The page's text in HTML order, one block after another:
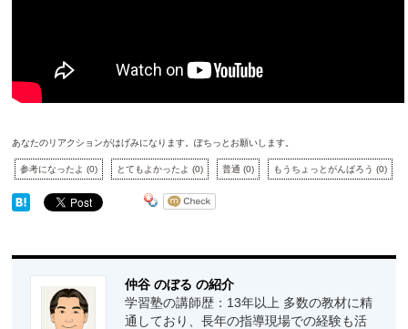
あなたのリアクションがはげみになります。ぽちっとお願いします。
参考になったよ(0) とてもよかったよ(0) 普通(0) もうちょっとがんばろう(0)
仲谷 のぼる の紹介
学習塾の講師歴：13年以上 多数の教材に精
通しており、長年の指導現場での経験も活